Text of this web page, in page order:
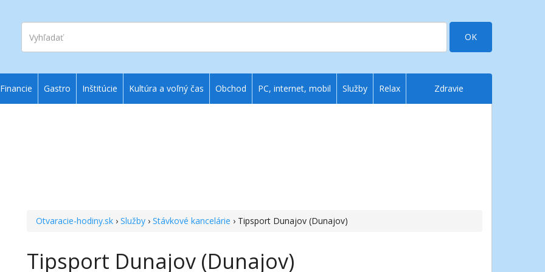
Vyhľadať
OK
Otvaracie-hodiny.sk ›Služby ›Stávkové kancelárie › Tipsport Dunajov (Dunajov)
Tipsport Dunajov (Dunajov)
Financie Gastro Inštitúcie Kultúra a voľný čas Obchod PC, internet, mobil Služby Relax Zdravie